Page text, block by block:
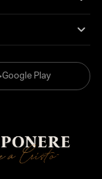
Google Play